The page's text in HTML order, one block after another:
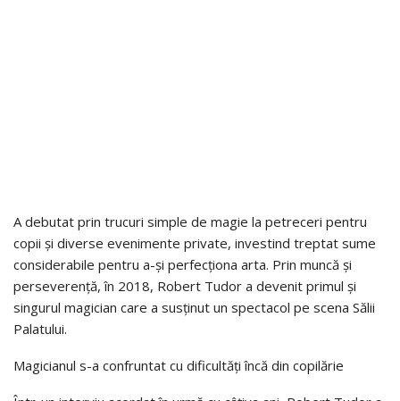
A debutat prin trucuri simple de magie la petreceri pentru
copii și diverse evenimente private, investind treptat sume
considerabile pentru a-și perfecționa arta. Prin muncă și
perseverență, în 2018, Robert Tudor a devenit primul și
singurul magician care a susținut un spectacol pe scena Sălii
Palatului.
Magicianul s-a confruntat cu dificultăți încă din copilărie